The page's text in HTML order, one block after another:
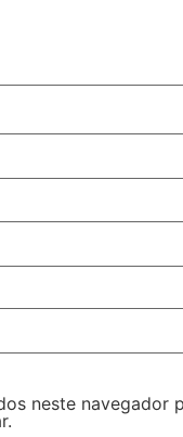
neste navegador